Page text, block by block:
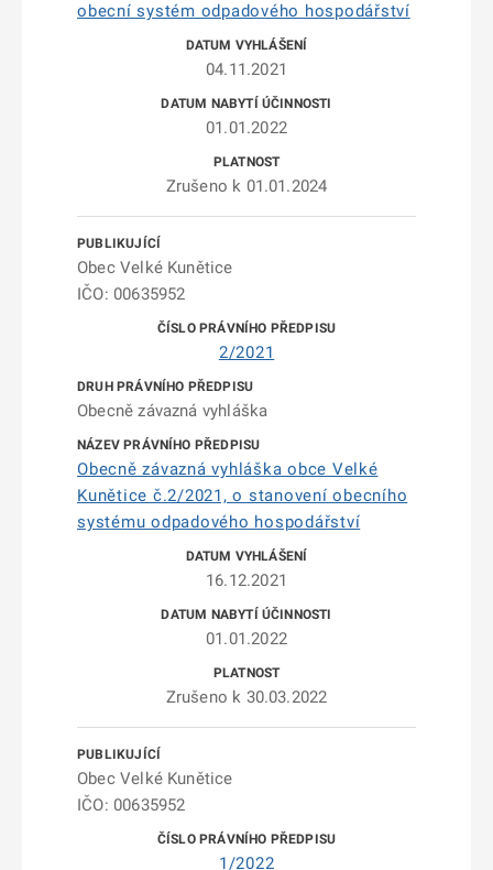
obecní systém odpadového hospodářství
04.11.2021
01.01.2022
Zrušeno k 01.01.2024
Obec Velké Kunětice
IČO: 00635952
2/2021
Obecně závazná vyhláška
Obecně závazná vyhláška obce Velké
Kunětice č.2/2021, o stanovení obecního
systému odpadového hospodářství
16.12.2021
01.01.2022
Zrušeno k 30.03.2022
Obec Velké Kunětice
IČO: 00635952
1/2022